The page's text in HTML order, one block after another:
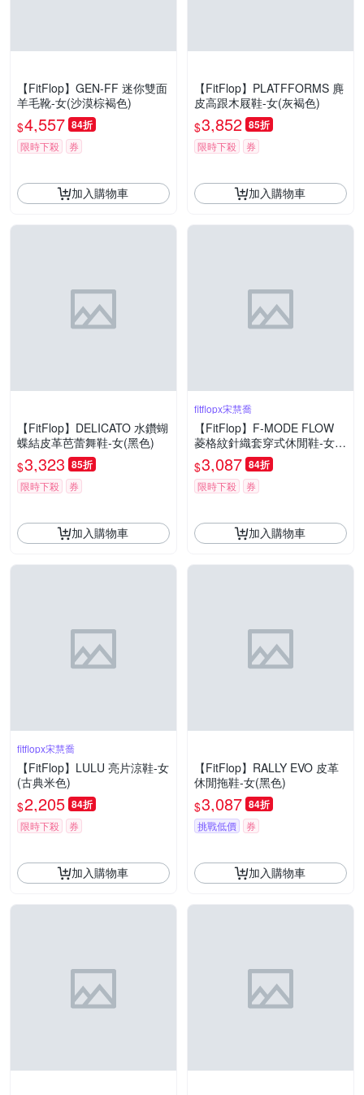
【FitFlop】GEN-FF 迷你雙面
羊毛靴-女(沙漠棕褐色)
$4,557 84折
限時下殺 券
加入購物車
【FitFlop】PLATFFORMS 麂
皮高跟木屐鞋-女(灰褐色)
$3,852 85折
限時下殺 券
加入購物車
【FitFlop】DELICATO 水鑽蝴
蝶結皮革芭蕾舞鞋-女(黑色)
$3,323 85折
限時下殺 券
加入購物車
fitflopx宋慧喬
【FitFlop】F-MODE FLOW
菱格紋針織套穿式休閒鞋-女
(都會白)
$3,087 84折
限時下殺 券
加入購物車
fitflopx宋慧喬
【FitFlop】LULU 亮片涼鞋-女
(古典米色)
$2,205 84折
限時下殺 券
加入購物車
【FitFlop】RALLY EVO 皮革
休閒拖鞋-女(黑色)
$3,087 84折
挑戰低價 券
加入購物車